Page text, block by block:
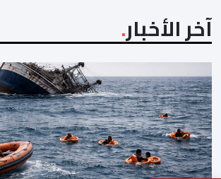
آخر الأخبار